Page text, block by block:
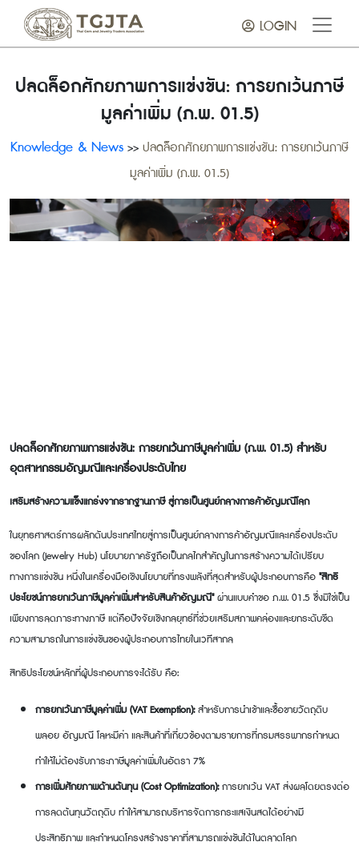
LOGIN
ปลดล็อกศักยภาพการแข่งขัน: การยกเว้นภาษี
มูลค่าเพิ่ม (ภ.พ. 01.5)
Knowledge & News >> ปลดล็อกศักยภาพการแข่งขัน: การยกเว้นภาษี
มูลค่าเพิ่ม (ภ.พ. 01.5)
ปลดล็อกศักยภาพการแข่งขัน: การยกเว้นภาษีมูลค่าเพิ่ม (ภ.พ. 01.5) สำหรับ
อุตสาหกรรมอัญมณีและเครื่องประดับไทย
เสริมสร้างความแข็งแกร่งจากรากฐานภาษี สู่การเป็นศูนย์กลางการค้าอัญมณีโลก
ในยุทธศาสตร์การผลักดันประเทศไทยสู่การเป็นศูนย์กลางการค้าอัญมณีและเครื่องประดับ
ของโลก (Jewelry Hub) นโยบายภาครัฐถือเป็นกลไกสำคัญในการสร้างความได้เปรียบ
ทางการแข่งขัน หนึ่งในเครื่องมือเชิงนโยบายที่ทรงพลังที่สุดสำหรับผู้ประกอบการคือ "สิทธิ
ประโยชน์การยกเว้นภาษีมูลค่าเพิ่มสำหรับสินค้าอัญมณี"ผ่านแบบคำขอ ภ.พ. 01.5 ซึ่งมิใช่เป็น
เพียงการลดภาระทางภาษี แต่คือปัจจัยเชิงกลยุทธ์ที่ช่วยเสริมสภาพคล่องและยกระดับขีด
ความสามารถในการแข่งขันของผู้ประกอบการไทยในเวทีสากล
สิทธิประโยชน์หลักที่ผู้ประกอบการจะได้รับ คือ:
การยกเว้นภาษีมูลค่าเพิ่ม (VAT Exemption):สำหรับการนำเข้าและซื้อขายวัตถุดิบ
พลอย อัญมณี โลหะมีค่า และสินค้าที่เกี่ยวข้องตามรายการที่กรมสรรพากรกำหนด
ทำให้ไม่ต้องรับภาระภาษีมูลค่าเพิ่มในอัตรา 7%
การเพิ่มศักยภาพด้านต้นทุน (Cost Optimization):การยกเว้น VAT ส่งผลโดยตรงต่อ
การลดต้นทุนวัตถุดิบ ทำให้สามารถบริหารจัดการกระแสเงินสดได้อย่างมี
ประสิทธิภาพ และกำหนดโครงสร้างราคาที่สามารถแข่งขันได้ในตลาดโลก